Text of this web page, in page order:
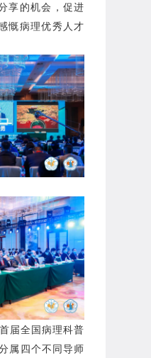
享的机会，促进
慨病理优秀人才
届全国病理科普
属 四个不同导师